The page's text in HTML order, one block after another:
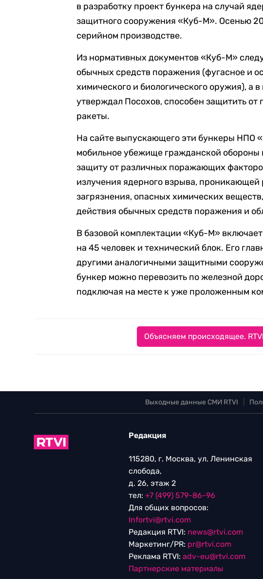
в разработку проект бункера на случай
защитного сооружения «Куб-М». Осенью
серийном производстве.
Из нормативных документов «Куб-М»
обычных средств поражения (фугасное и
химического и биологического оружия), а
утверждал Посохов, способен защитить
ракеты.
На сайте выпускающего эти бункеры НПО
мобильное убежище гражданской обороны
защиту от различных поражающих
излучения ядерного взрыва,
загрязнения, опасных химических
действия обычных средств поражения и
В базовой комплектации «Куб-М»
на 45 человек и технический блок. Его
другими аналогичными защитными
бункер можно перевозить по железной
подключая на месте к уже проложенным
Объясняем происходящее.
Выходные данные СМИ RTVI
Редакция
115280, г. Москва, ул. Ленинская
слобода,
д. 26, этаж 2
тел: +7 (499) 579-86-96
Для общих вопросов:
Infortvi@rtvi.com
Редакция RTVI: news@rtvi.com
Маркетинг/PR: pr@rtvi.com
Реклама RTVI: adv-eu@rtvi.com
Партнерские материалы